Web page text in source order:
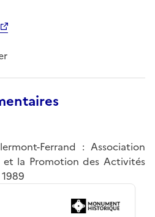
Ferrand : Association
et la Promotion des Activités